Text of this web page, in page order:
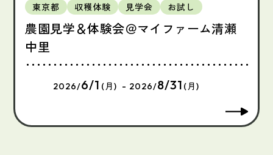
東京都 収穫体験 見学会 お試し
農園見学＆体験会＠マイファーム清瀬
中里
2026/6/1 (月) - 2026/8/31 (月)